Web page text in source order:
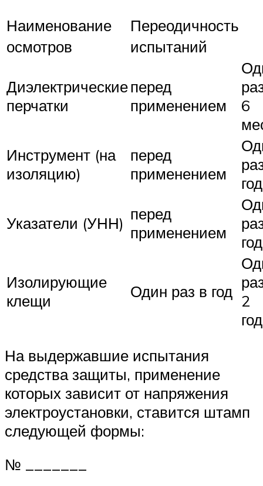
Наименование
Переодичность
осмотров
испытаний
Диэлектрические
перчатки
перед
применением
6
Инструмент (на
изоляцию)
перед
применением
год
Указатели (УНН) перед
применением
год
Изолирующие
клещи
Один раз в год 2
На выдержавшие испытания
средства защиты, применение
которых зависит от напряжения
электроустановки, ставится штамп
следующей формы:
№ _______